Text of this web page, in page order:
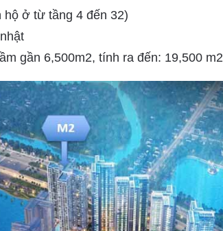
hộ ở từ tầng 4 đến 32)
gần 6,500m2, tính ra đến: 19,500 m2